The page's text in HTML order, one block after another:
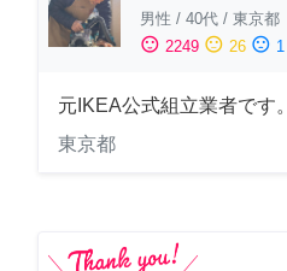
男性 / 40代 / 東京都
sentiment_satisfied 2249 sentiment_neutral 26 sentiment_dissatisfied 1
元IKEA公式組立業者です。
東京都